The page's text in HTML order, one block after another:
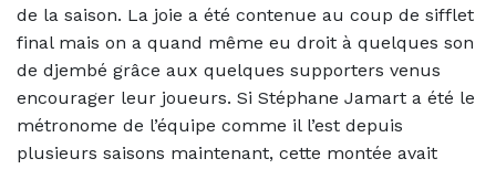
de la saison. La joie a été contenue au coup de sifflet
final mais on a quand même eu droit à quelques son
de djembé grâce aux quelques supporters venus
encourager leur joueurs. Si Stéphane Jamart a été le
métronome de l’équipe comme il l’est depuis
plusieurs saisons maintenant, cette montée avait